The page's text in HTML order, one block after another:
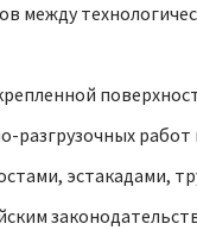
между
разгрузочных
эстакадами,